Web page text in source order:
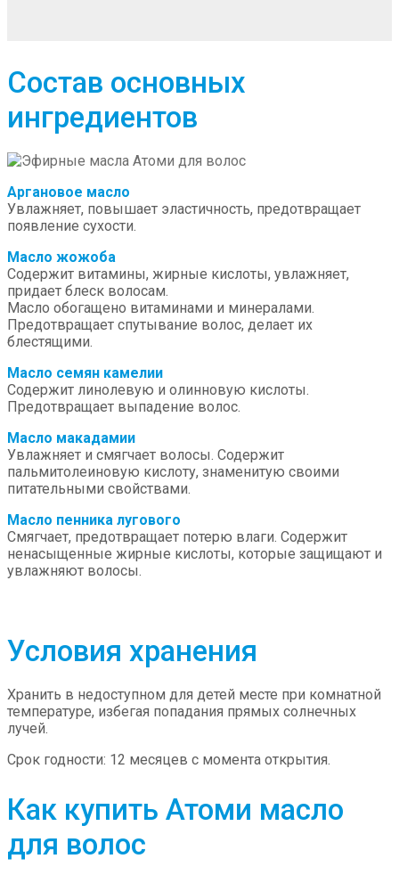
Состав основных
ингредиентов
Аргановое масло
Увлажняет, повышает эластичность, предотвращает
появление сухости.
Масло жожоба
Содержит витамины, жирные кислоты, увлажняет,
придает блеск волосам.
Масло обогащено витаминами и минералами.
Предотвращает спутывание волос, делает их
блестящими.
Масло семян камелии
Содержит линолевую и олинновую кислоты.
Предотвращает выпадение волос.
Масло макадамии
Увлажняет и смягчает волосы. Содержит
пальмитолеиновую кислоту, знаменитую своими
питательными свойствами.
Масло пенника лугового
Смягчает, предотвращает потерю влаги. Содержит
ненасыщенные жирные кислоты, которые защищают и
увлажняют волосы.
Условия хранения
Хранить в недоступном для детей месте при комнатной
температуре, избегая попадания прямых солнечных
лучей.
Срок годности: 12 месяцев с момента открытия.
Как купить Атоми масло
для волос